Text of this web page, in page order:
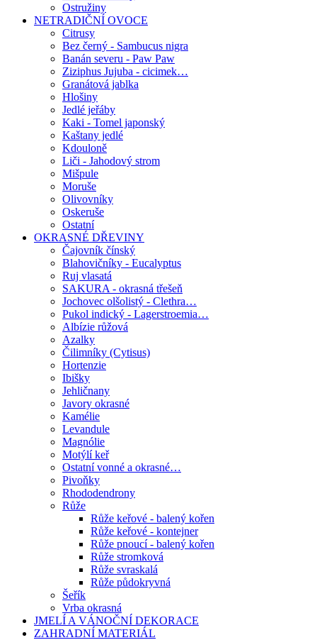
Ostružiny
NETRADIČNÍ OVOCE
Citrusy
Bez černý - Sambucus nigra
Banán severu - Paw Paw
Ziziphus Jujuba - cicimek…
Granátová jablka
Hlošiny
Jedlé jeřáby
Kaki - Tomel japonský
Kaštany jedlé
Kdouloně
Liči - Jahodový strom
Mišpule
Moruše
Olivovníky
Oskeruše
Ostatní
OKRASNÉ DŘEVINY
Čajovník čínský
Blahovičníky - Eucalyptus
Ruj vlasatá
SAKURA - okrasná třešeň
Jochovec olšolistý - Clethra…
Pukol indický - Lagerstroemia…
Albízie růžová
Azalky
Čilimníky (Cytisus)
Hortenzie
Ibišky
Jehličnany
Javory okrasné
Kamélie
Levandule
Magnólie
Motýlí keř
Ostatní vonné a okrasné…
Pivoňky
Rhododendrony
Růže
Růže keřové - balený kořen
Růže keřové - kontejner
Růže pnoucí - balený kořen
Růže stromková
Růže svraskalá
Růže půdokryvná
Šeřík
Vrba okrasná
JMELÍ A VÁNOČNÍ DEKORACE
ZAHRADNÍ MATERIÁL